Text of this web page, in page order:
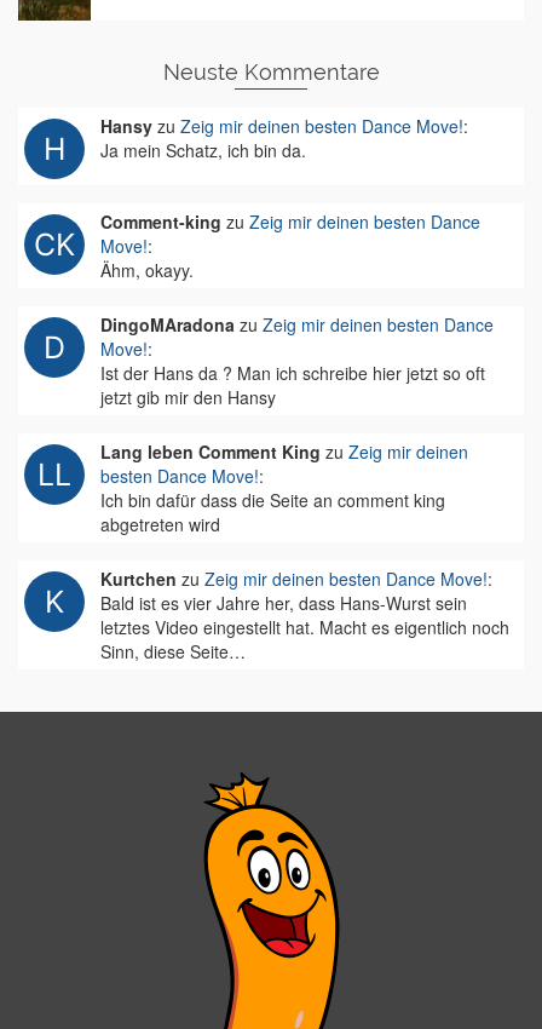
Neuste Kommentare
Hansy zu Zeig mir deinen besten Dance Move!:
Ja mein Schatz, ich bin da.
Comment-king zu Zeig mir deinen besten Dance
Move!:
Ähm, okayy.
DingoMAradona zu Zeig mir deinen besten Dance
Move!:
Ist der Hans da ? Man ich schreibe hier jetzt so oft
jetzt gib mir den Hansy
Lang leben Comment King zu Zeig mir deinen
besten Dance Move!:
Ich bin dafür dass die Seite an comment king
abgetreten wird
Kurtchen zu Zeig mir deinen besten Dance Move!:
Bald ist es vier Jahre her, dass Hans-Wurst sein
letztes Video eingestellt hat. Macht es eigentlich noch
Sinn, diese Seite…